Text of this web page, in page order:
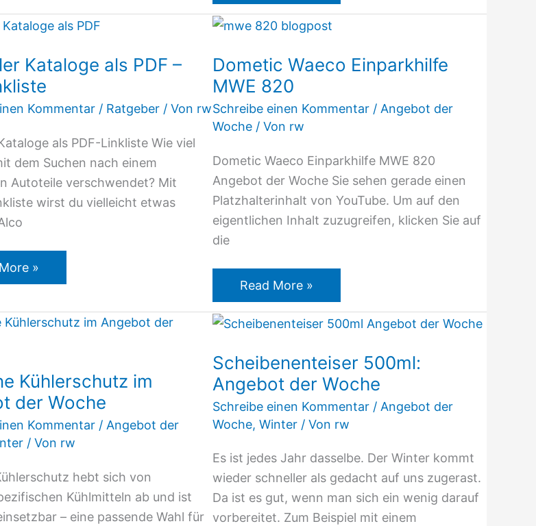
Kataloge als PDF –
Kommentar / Ratgeber / Von rw
als PDF-Linkliste Wie viel
dem Suchen nach einem
Autoteile verschwendet? Mit
wirst du vielleicht etwas
»
Dometic Waeco Einparkhilfe
MWE 820
Schreibe einen Kommentar / Angebot der
Woche / Von rw
Dometic Waeco Einparkhilfe MWE 820
Angebot der Woche Sie sehen gerade einen
Platzhalterinhalt von YouTube. Um auf den
eigentlichen Inhalt zuzugreifen, klicken Sie auf
die
Dometic
Einparkhilfe
MWE
820
Read More »
Kühlerschutz im
der Woche
Kommentar / Angebot der
/ Von rw
hebt sich von
Kühlmitteln ab und ist
– eine passende Wahl für
Scheibenenteiser 500ml:
Angebot der Woche
Schreibe einen Kommentar / Angebot der
Woche, Winter / Von rw
Es ist jedes Jahr dasselbe. Der Winter kommt
wieder schneller als gedacht auf uns zugerast.
Da ist es gut, wenn man sich ein wenig darauf
vorbereitet. Zum Beispiel mit einem
Scheibenenteiser
Angebot
der
Woche